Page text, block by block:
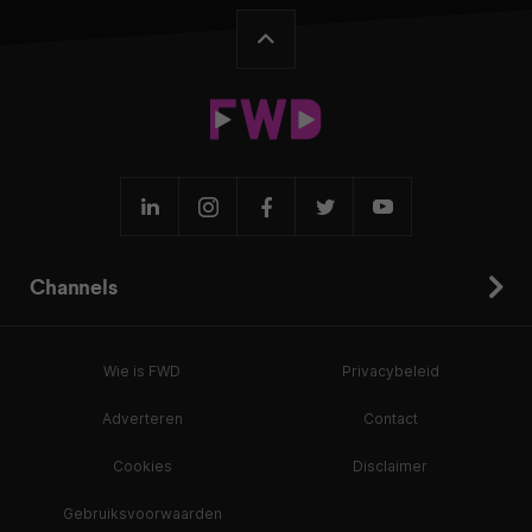
Channels
Wie is FWD Privacybeleid
Adverteren Contact
Cookies Disclaimer
Gebruiksvoorwaarden